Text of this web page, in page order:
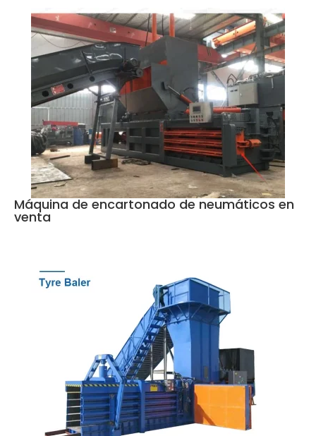
Máquina de encartonado de neumáticos en
venta